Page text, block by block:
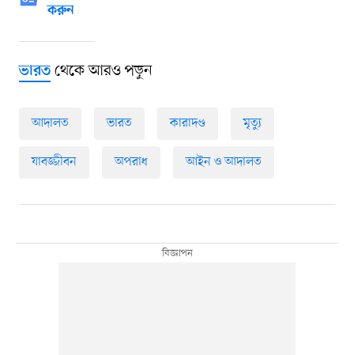
করুন
ভারতথেকে আরও পড়ুন
আদালত ভারত কারাদণ্ড মৃত্যু
যাবজ্জীবন অপরাধ আইন ও আদালত